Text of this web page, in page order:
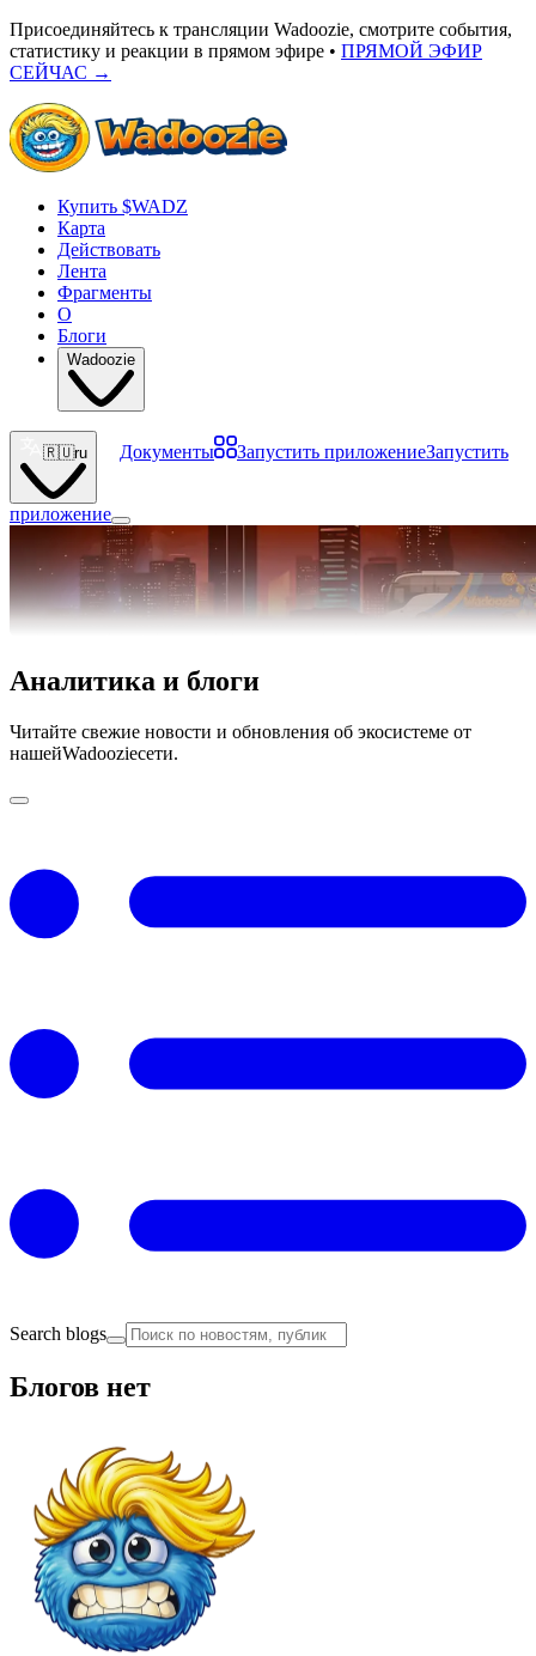
Присоединяйтесь к трансляции Wadoozie, смотрите события,
статистику и реакции в прямом эфире • ПРЯМОЙ ЭФИР
СЕЙЧАС →
Купить $WADZ
Карта
Действовать
Лента
Фрагменты
О
Блоги
Wadoozie
🇷🇺ru Документы Запустить приложениеЗапустить
приложение
Аналитика и блоги
Читайте свежие новости и обновления об экосистеме от
нашейWadoozieсети.
Search blogs
Блогов нет